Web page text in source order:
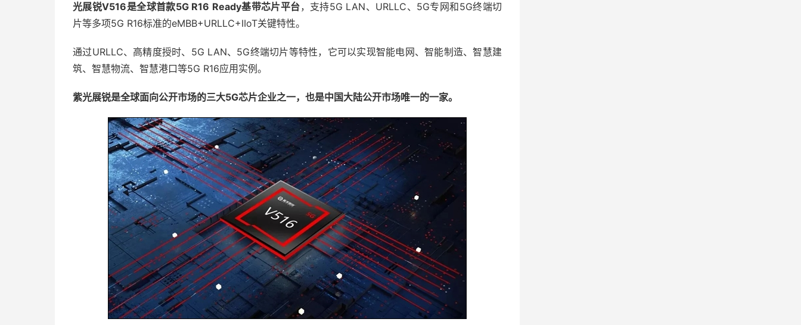
光展锐V516是全球首款5G R16 Ready基带芯片平台，支持5G LAN、URLLC、5G专网和5G终端切
片等多项5G R16标准的eMBB+URLLC+IIoT关键特性。
通过URLLC、高精度授时、5G LAN、5G终端切片等特性，它可以实现智能电网、智能制造、智慧建
筑、智慧物流、智慧港口等5G R16应用实例。
紫光展锐是全球面向公开市场的三大5G芯片企业之一，也是中国大陆公开市场唯一的一家。